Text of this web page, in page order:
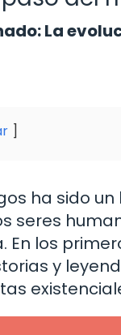
La
ha sido
seres
En los
y